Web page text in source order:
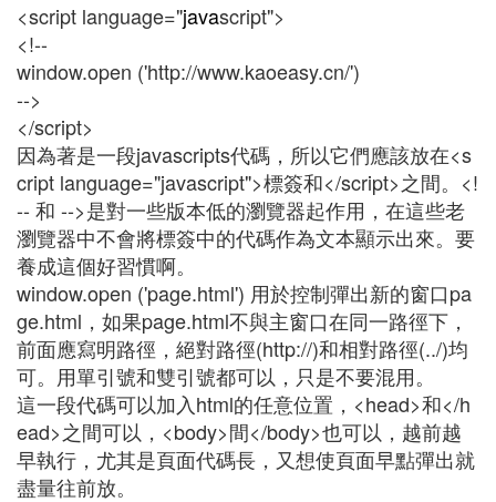
<script language="javascript">
<!--
window.open ('http://www.kaoeasy.cn/')
-->
</script>
因為著是一段javascripts代碼，所以它們應該放在<s
cript language="javascript">標簽和</script>之間。<!
-- 和 -->是對一些版本低的瀏覽器起作用，在這些老
瀏覽器中不會將標簽中的代碼作為文本顯示出來。要
養成這個好習慣啊。
window.open ('page.html') 用於控制彈出新的窗口pa
ge.html，如果page.html不與主窗口在同一路徑下，
前面應寫明路徑，絕對路徑(http://)和相對路徑(../)均
可。用單引號和雙引號都可以，只是不要混用。
這一段代碼可以加入html的任意位置，<head>和</h
ead>之間可以，<body>間</body>也可以，越前越
早執行，尤其是頁面代碼長，又想使頁面早點彈出就
盡量往前放。